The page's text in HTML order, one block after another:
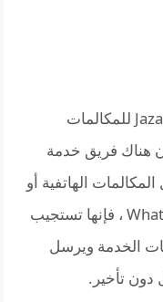
تستجيب شركة رش الحشرات في Jazan للمكالمات
هناك فريق خدمة
الهاتفية أو
من خلال الرسائل النصية على WhatsApp ، فإنها تستجيب
الخدمة ويرسل
دون تأخير.